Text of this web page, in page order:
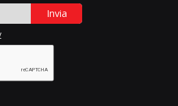
Invia